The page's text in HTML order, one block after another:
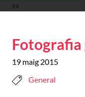
xx
19 maig 2015
General